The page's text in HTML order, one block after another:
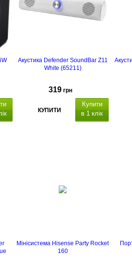
Акустика Defender SoundBar Z11
White (65211)
319 грн
КУПИТИ
Купити
в 1 клік
Мінісистема Hisense Party Rocket
160